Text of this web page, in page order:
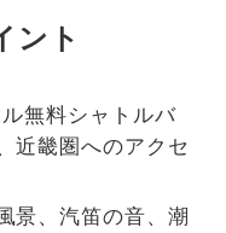
ント
無料シャトルバ
近畿圏へのアクセ
景、汽笛の音、潮
能な個人型プランで
能な個人型プランで